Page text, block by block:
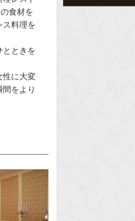
食材を
ス料理を
とときを
性に大変
をより